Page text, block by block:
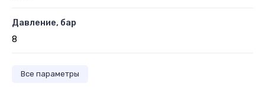
Давление, бар
8
Все параметры